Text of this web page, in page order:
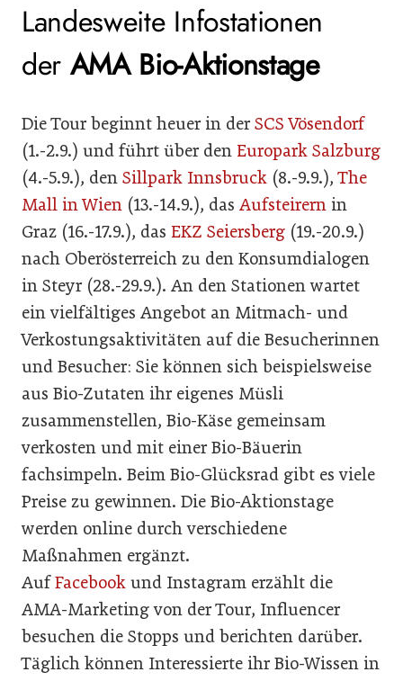
Landesweite Infostationen
der AMA Bio-Aktionstage
Die Tour beginnt heuer in der SCS Vösendorf
(1.-2.9.) und führt über den Europark Salzburg
(4.-5.9.), den Sillpark Innsbruck (8.-9.9.),The
Mall in Wien (13.-14.9.), das Aufsteirern in
Graz (16.-17.9.), das EKZ Seiersberg (19.-20.9.)
nach Oberösterreich zu den Konsumdialogen
in Steyr (28.-29.9.). An den Stationen wartet
ein vielfältiges Angebot an Mitmach- und
Verkostungsaktivitäten auf die Besucherinnen
und Besucher: Sie können sich beispielsweise
aus Bio-Zutaten ihr eigenes Müsli
zusammenstellen, Bio-Käse gemeinsam
verkosten und mit einer Bio-Bäuerin
fachsimpeln. Beim Bio-Glücksrad gibt es viele
Preise zu gewinnen. Die Bio-Aktionstage
werden online durch verschiedene
Maßnahmen ergänzt.
AufFacebook und Instagram erzählt die
AMA-Marketing von der Tour, Influencer
besuchen die Stopps und berichten darüber.
Täglich können Interessierte ihr Bio-Wissen in